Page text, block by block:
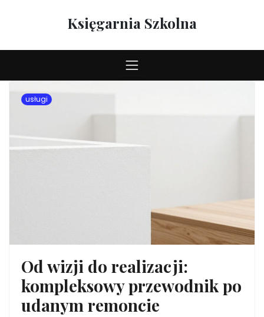
Księgarnia Szkolna
usługi
Od wizji do realizacji:
kompleksowy przewodnik po
udanym remoncie